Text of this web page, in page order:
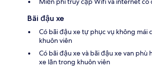
Bãi đậu xe
Có bãi đậu xe tự phục vụ không mái
khuôn viên
Có bãi đậu xe và bãi đậu xe van
xe lăn trong khuôn viên